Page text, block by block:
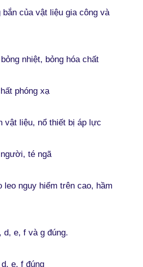
bắn của vật liệu gia công và
nhiệt, bỏng hóa chất
phóng xạ
vật liệu, nổ thiết bị áp lực
té ngã
leo nguy hiểm trên cao, hầm
d, e, f và g đúng.
e, f đúng